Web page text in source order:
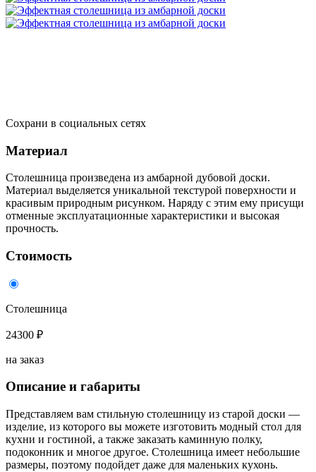
Сохрани в социальных сетях
Материал
Столешница произведена из амбарной дубовой доски.
Материал выделяется уникальной текстурой поверхности и
красивым природным рисунком. Наряду с этим ему присущи
отменные эксплуатационные характеристики и высокая
прочность.
Стоимость
Столешница
24300 ₽
на заказ
Описание и габариты
Представляем вам стильную столешницу из старой доски —
изделие, из которого вы можете изготовить модный стол для
кухни и гостиной, а также заказать каминную полку,
подоконник и многое другое. Столешница имеет небольшие
размеры, поэтому подойдет даже для маленьких кухонь.